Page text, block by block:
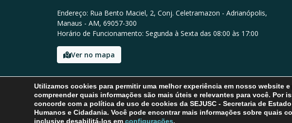
Endereço: Rua Bento Maciel, 2, Conj. Celetramazon - Adrianópolis,
Manaus - AM, 69057-300
Horário de Funcionamento: Segunda à Sexta das 08:00 às 17:00
Ver no mapa
Email: sic@sejusc.am.gov.br
Tel: (92) 98454-8684
Utilizamos cookies para permitir uma melhor experiência em nosso website
compreender quais informações são mais úteis e relevantes para você. Por
concorde com a política de uso de cookies da SEJUSC - Secretaria de
Humanos e Cidadania. Você pode encontrar mais informações sobre quais
inclusive desabilitá-los em configurações.